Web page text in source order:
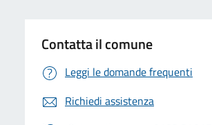
Contatta il comune
Leggi le domande frequenti
Richiedi assistenza